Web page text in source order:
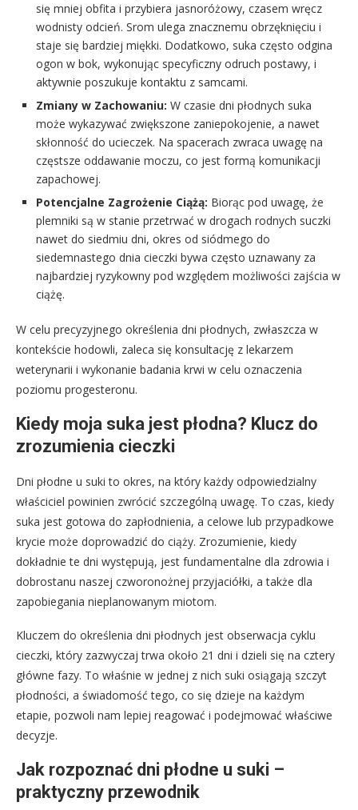
się mniej obfita i przybiera jasnoróżowy, czasem wręcz
wodnisty odcień. Srom ulega znacznemu obrzęknięciu i
staje się bardziej miękki. Dodatkowo, suka często odgina
ogon w bok, wykonując specyficzny odruch postawy, i
aktywnie poszukuje kontaktu z samcami.
Zmiany w Zachowaniu: W czasie dni płodnych suka
może wykazywać zwiększone zaniepokojenie, a nawet
skłonność do ucieczek. Na spacerach zwraca uwagę na
częstsze oddawanie moczu, co jest formą komunikacji
zapachowej.
Potencjalne Zagrożenie Ciążą: Biorąc pod uwagę, że
plemniki są w stanie przetrwać w drogach rodnych suczki
nawet do siedmiu dni, okres od siódmego do
siedemnastego dnia cieczki bywa często uznawany za
najbardziej ryzykowny pod względem możliwości zajścia w
ciążę.
W celu precyzyjnego określenia dni płodnych, zwłaszcza w
kontekście hodowli, zaleca się konsultację z lekarzem
weterynarii i wykonanie badania krwi w celu oznaczenia
poziomu progesteronu.
Kiedy moja suka jest płodna? Klucz do
zrozumienia cieczki
Dni płodne u suki to okres, na który każdy odpowiedzialny
właściciel powinien zwrócić szczególną uwagę. To czas, kiedy
suka jest gotowa do zapłodnienia, a celowe lub przypadkowe
krycie może doprowadzić do ciąży. Zrozumienie, kiedy
dokładnie te dni występują, jest fundamentalne dla zdrowia i
dobrostanu naszej czworonożnej przyjaciółki, a także dla
zapobiegania nieplanowanym miotom.
Kluczem do określenia dni płodnych jest obserwacja cyklu
cieczki, który zazwyczaj trwa około 21 dni i dzieli się na cztery
główne fazy. To właśnie w jednej z nich suki osiągają szczyt
płodności, a świadomość tego, co się dzieje na każdym
etapie, pozwoli nam lepiej reagować i podejmować właściwe
decyzje.
Jak rozpoznać dni płodne u suki –
praktyczny przewodnik